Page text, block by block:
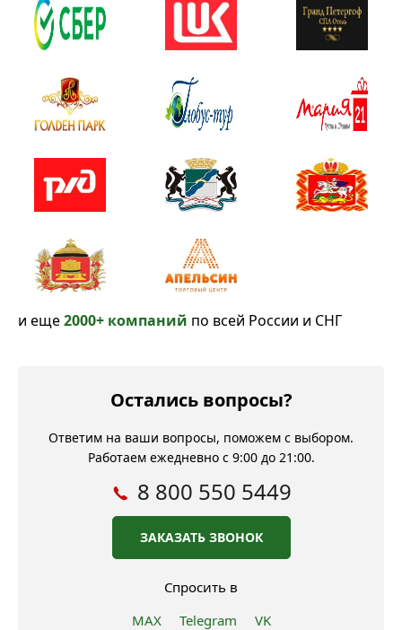
и еще2000+ компаний по всей России и СНГ
Остались вопросы?
Ответим на ваши вопросы, поможем с выбором.
Работаем ежедневно с 9:00 до 21:00.
8 800 550 5449
ЗАКАЗАТЬ ЗВОНОК
Спросить в
MAX
Telegram VK